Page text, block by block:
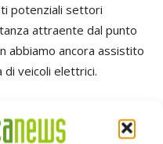
potenziali settori
attraente dal punto
abbiamo ancora assistito
veicoli elettrici.
ci sia